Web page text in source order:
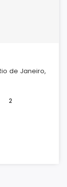
de Janeiro,
2